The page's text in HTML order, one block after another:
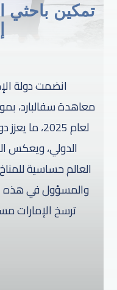
تمكين باحثي
انضمت دولة
لعام 2025،
الدولي، ويعكس
العالم حساسية
والمسؤول في هذه
ترسخ الإمارات